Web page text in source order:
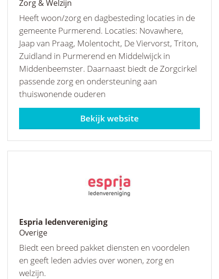
Zorg & Welzijn
Heeft woon/zorg en dagbesteding locaties in de
gemeente Purmerend. Locaties: Novawhere,
Jaap van Praag, Molentocht, De Viervorst, Triton,
Zuidland in Purmerend en Middelwijck in
Middenbeemster. Daarnaast biedt de Zorgcirkel
passende zorg en ondersteuning aan
thuiswonende ouderen
Espria ledenvereniging
Overige
Biedt een breed pakket diensten en voordelen
en geeft leden advies over wonen, zorg en
welzijn.